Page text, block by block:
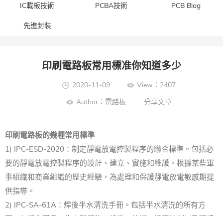
IC載板技術 PCBA技術 PCB Blog
先進封裝​
印刷電路板常用標准你知道多少
2020-11-09
View：2407
Author：電路板 分享文章
印刷電路板的幾種常用標準
1) IPC-ESD-2020：制定靜電放電控製程序的聯合標準。包括必
要的靜電放電控製程序的設計、建立、實施和維護。根據某些軍
事組織和商業組織的歷史經驗，為處理和保護靜電放電敏感期提
供指導。
2) IPC-SA-61A：焊後半水清洗手冊。包括半水清洗的所有方